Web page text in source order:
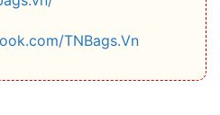
TNBags.Vn